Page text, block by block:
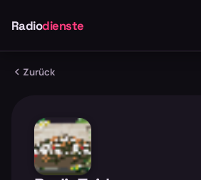
Radiodienste
Zurück